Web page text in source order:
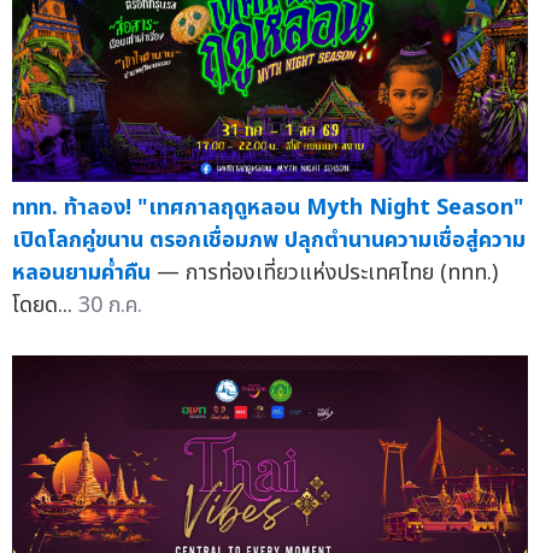
ททท. ท้าลอง! "เทศกาลฤดูหลอน Myth Night Season"
เปิดโลกคู่ขนาน ตรอกเชื่อมภพ ปลุกตำนานความเชื่อสู่ความ
หลอนยามค่ำคืน — การท่องเที่ยวแห่งประเทศไทย (ททท.)
โดยด... 30 ก.ค.